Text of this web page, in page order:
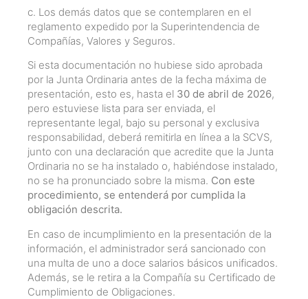
c. Los demás datos que se contemplaren en el
reglamento expedido por la Superintendencia de
Compañías, Valores y Seguros.
Si esta documentación no hubiese sido aprobada
por la Junta Ordinaria antes de la fecha máxima de
presentación, esto es, hasta el 30 de abril de 2026,
pero estuviese lista para ser enviada, el
representante legal, bajo su personal y exclusiva
responsabilidad, deberá remitirla en línea a la SCVS,
junto con una declaración que acredite que la Junta
Ordinaria no se ha instalado o, habiéndose instalado,
no se ha pronunciado sobre la misma. Con este
procedimiento, se entenderá por cumplida la
obligación descrita.
En caso de incumplimiento en la presentación de la
información, el administrador será sancionado con
una multa de uno a doce salarios básicos unificados.
Además, se le retira a la Compañía su Certificado de
Cumplimiento de Obligaciones.